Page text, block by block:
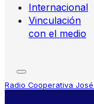
Internacional
Vinculación
con el medio
Radio Cooperativa